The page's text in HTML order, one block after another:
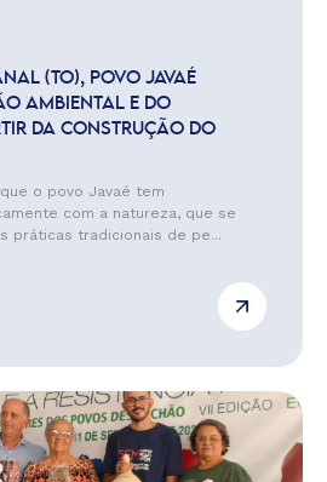
(TO), POVO JAVAÉ
AMBIENTAL E DO
DA CONSTRUÇÃO DO
o povo Javaé tem
com a natureza, que se
práticas tradicionais de pe...